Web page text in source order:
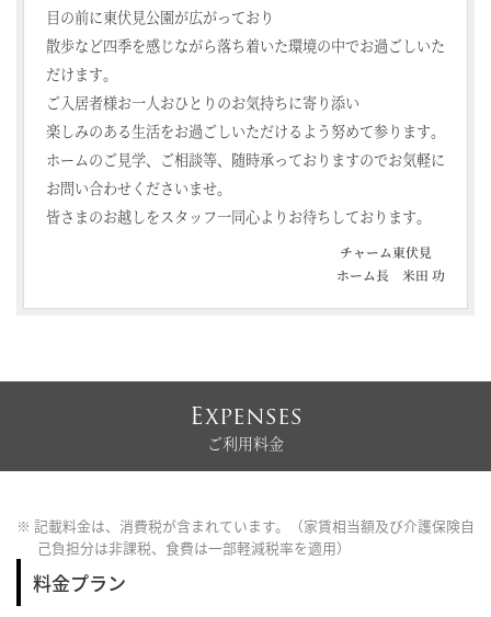
目の前に東伏見公園が広がっており
散歩など四季を感じながら落ち着いた環境の中でお過ごしいた
だけます。
ご入居者様お一人おひとりのお気持ちに寄り添い
楽しみのある生活をお過ごしいただけるよう努めて参ります。
ホームのご見学、ご相談等、随時承っておりますのでお気軽に
お問い合わせくださいませ。
皆さまのお越しをスタッフ一同心よりお待ちしております。
チャーム東伏見
ホーム長 米田 功
Expenses
ご利用料金
※ 記載料金は、消費税が含まれています。（家賃相当額及び介護保険自
己負担分は非課税、食費は一部軽減税率を適用）
料金プラン